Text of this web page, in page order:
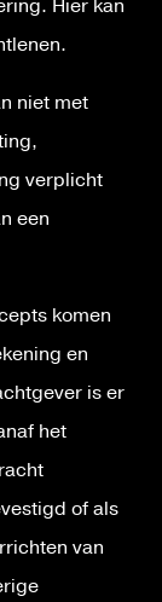
Hier kan
niet met
verplicht
een
komen
en
is er
het
of als
van